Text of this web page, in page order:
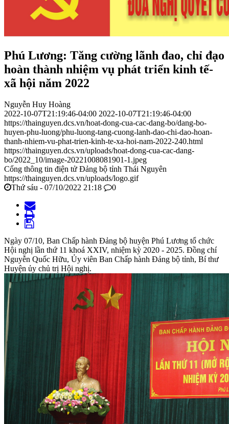
Phú Lương: Tăng cường lãnh đao, chỉ đạo
hoàn thành nhiệm vụ phát triển kinh tế-
xã hội năm 2022
Nguyễn Huy Hoàng
2022-10-07T21:19:46-04:00 2022-10-07T21:19:46-04:00
https://thainguyen.dcs.vn/hoat-dong-cua-cac-dang-bo/dang-bo-
huyen-phu-luong/phu-luong-tang-cuong-lanh-dao-chi-dao-hoan-
thanh-nhiem-vu-phat-trien-kinh-te-xa-hoi-nam-2022-240.html
https://thainguyen.dcs.vn/uploads/hoat-dong-cua-cac-dang-
bo/2022_10/image-20221008081901-1.jpeg
Cổng thông tin điện tử Đảng bộ tỉnh Thái Nguyên
https://thainguyen.dcs.vn/uploads/logo.gif
Thứ sáu - 07/10/2022 21:18
0
Ngày 07/10, Ban Chấp hành Đảng bộ huyện Phú Lương tổ chức
Hội nghị lần thứ 11 khoá XXIV, nhiệm kỳ 2020 - 2025. Đồng chí
Nguyễn Quốc Hữu, Ủy viên Ban Chấp hành Đảng bộ tỉnh, Bí thư
Huyện ủy chủ trị Hội nghị.